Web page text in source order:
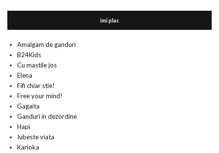
imi plac
Amalgam de ganduri
B24Kids
Cu mastile jos
Elena
Fifi chiar stie!
Free your mind!
Gagaita
Ganduri in dezordine
Hapi
Iubeste viata
Karioka